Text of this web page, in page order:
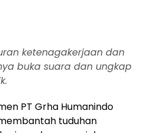
ketenagakerjaan dan
buka suara dan ungkap
PT Grha Humanindo
tuduhan